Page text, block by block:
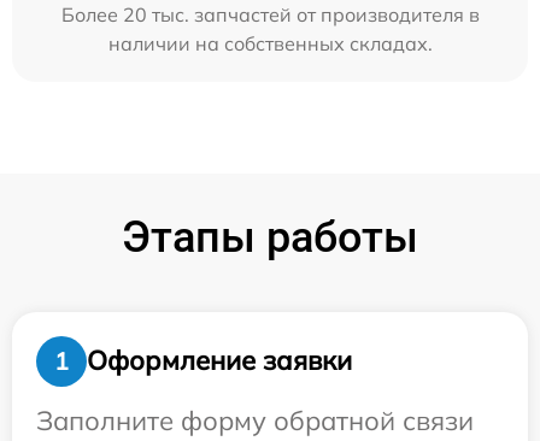
Более 20 тыс. запчастей от производителя в
наличии на собственных складах.
Этапы работы
1
Оформление заявки
Заполните форму обратной связи